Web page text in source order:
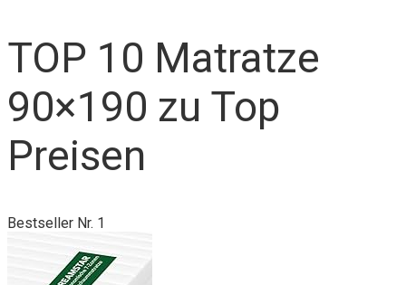
TOP 10 Matratze
90×190 zu Top
Preisen
Bestseller Nr. 1